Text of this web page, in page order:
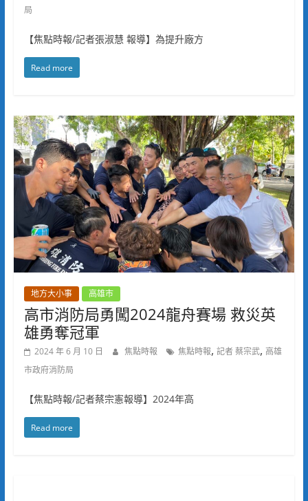
局
【焦點時報/記者張淑慧 報導】為提升廠方
Read more
地方大小事 高雄市
高市消防局勇闖2024龍舟賽場 救災英
雄勇奪冠軍
2024 年 6 月 10 日 焦點時報 焦點時報, 記者 蔡宗武, 高雄
市政府消防局
【焦點時報/記者蔡宗憲報導】2024年高
Read more